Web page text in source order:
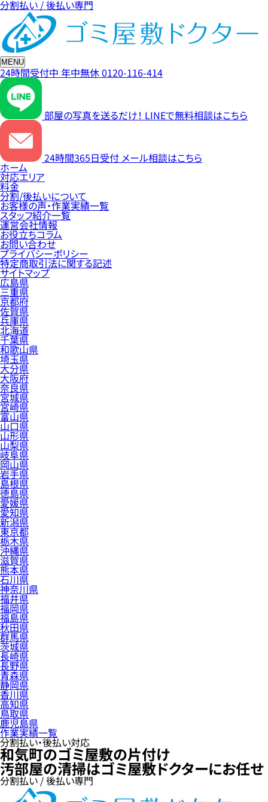
分割払い / 後払い専門
MENU
24時間受付中 年中無休0120-116-414
部屋の写真を送るだけ！ LINEで無料相談はこちら
24時間365日受付 メール相談はこちら
ホーム
対応エリア
料金
分割/後払いについて
お客様の声・作業実績一覧
スタッフ紹介一覧
運営会社情報
お役立ちコラム
お問い合わせ
プライバシーポリシー
特定商取引法に関する記述
サイトマップ
広島県
三重県
京都府
佐賀県
兵庫県
北海道
千葉県
和歌山県
埼玉県
大分県
大阪府
奈良県
宮城県
宮崎県
富山県
山口県
山形県
山梨県
岐阜県
岡山県
岩手県
島根県
徳島県
愛媛県
愛知県
新潟県
東京都
栃木県
沖縄県
滋賀県
熊本県
石川県
神奈川県
福井県
福岡県
福島県
秋田県
群馬県
茨城県
長崎県
長野県
青森県
静岡県
香川県
高知県
鳥取県
鹿児島県
作業実績一覧
分割払い・後払い対応
和気町のゴミ屋敷の片付け
汚部屋の清掃はゴミ屋敷ドクターにお任せ
分割払い / 後払い専門